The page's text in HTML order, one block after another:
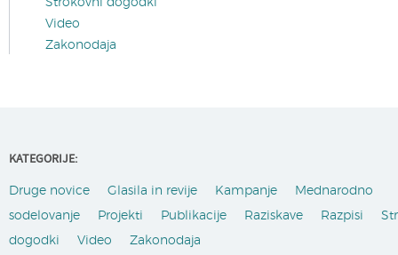
Strokovni dogodki
Video
Zakonodaja
KATEGORIJE:
Druge novice Glasila in revije Kampanje
Mednarodno
sodelovanje
Projekti Publikacije Raziskave Razpisi
dogodki
Video Zakonodaja